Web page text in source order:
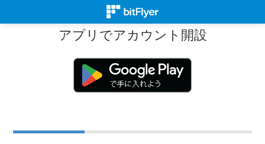
アプリでアカウント開設